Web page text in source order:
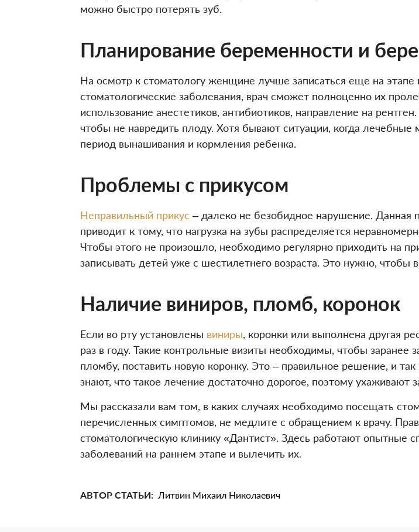
можно быстро потерять зуб.
Планирование беременности и
На осмотр к стоматологу женщине лучше записаться еще на этапе
стоматологические заболевания, врач сможет полноценно их
использование анестетиков, антибиотиков, направление на
чтобы не навредить плоду. Хотя бывают ситуации, когда
период вынашивания и кормления ребенка.
Проблемы с прикусом
Неправильный прикус – далеко не безобидное нарушение. Данная
приводит к тому, что нагрузка на зубы распределяется
Чтобы этого не произошло, необходимо регулярно приходить на
записывать детей уже с шестилетнего возраста. Это нужно, чтобы
Наличие виниров, пломб, коронок
Если во рту установлены виниры, коронки или выполнена другая
раз в году. Такие контрольные визиты необходимы, чтобы
пломбу, поставить новую коронку. Это – правильное решение, и
знают, что такое лечение достаточно дорогое, поэтому ухаживают
Мы рассказали вам том, в каких случаях необходимо посещать
перечисленных симптомов, не медлите с обращением к врачу.
стоматологическую клинику «Дантист». Здесь работают опытные
заболеваний на раннем этапе и вылечить их.
АВТОР СТАТЬИ: Литвин Михаил Николаевич